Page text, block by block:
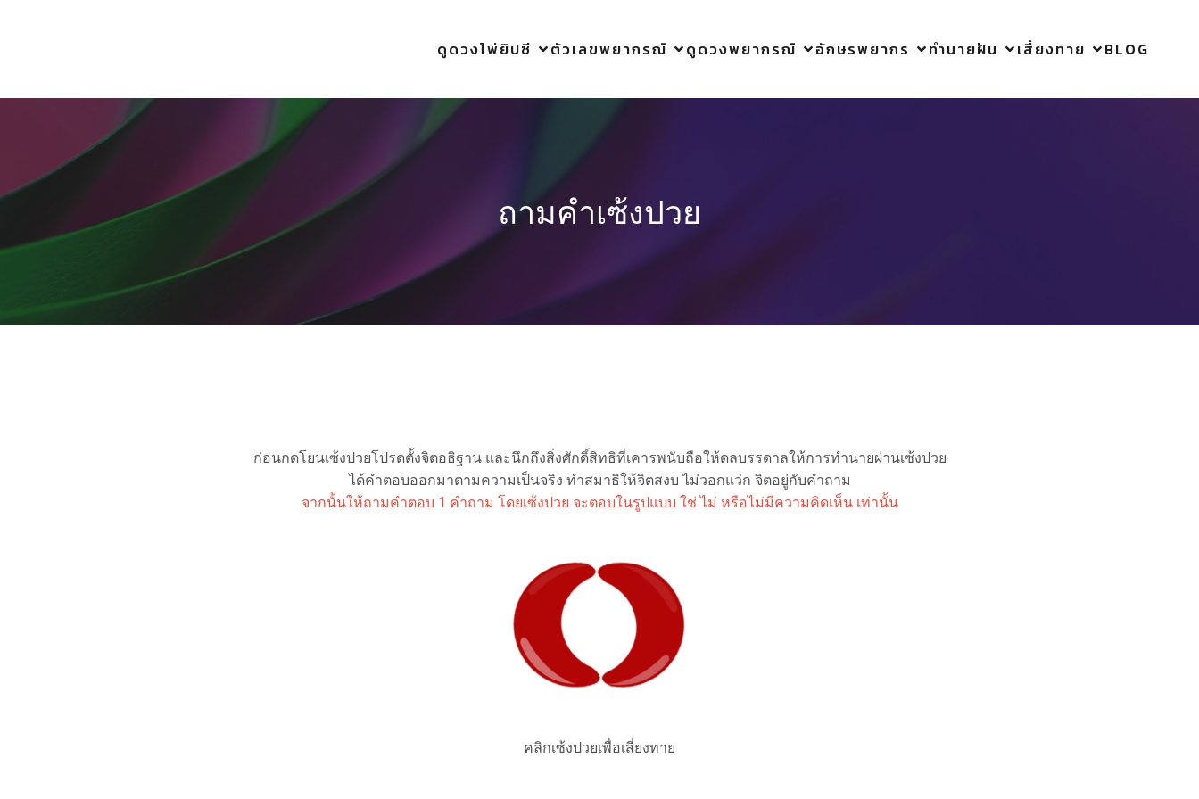
ดูดวงไพ่ยิปซี ตัวเลขพยากรณ์ ดูดวงพยากรณ์ อักษรพยากร ทำนายฝัน เสี่ยงทาย BLOG
ถามคำเซ้งปวย
ก่อนกดโยนเซ้งปวยโปรดตั้งจิตอธิฐาน และนึกถึงสิ่งศักดิ์สิทธิที่เคารพนับถือให้ดลบรรดาลให้การทำนายผ่านเซ้งปวย
ได้คำตอบออกมาตามความเป็นจริง ทำสมาธิให้จิตสงบ ไม่วอกแว่ก จิตอยู่กับคำถาม
จากนั้นให้ถามคำตอบ 1 คำถาม โดยเซ้งปวย จะตอบในรูปแบบ ใช่ ไม่ หรือไม่มีความคิดเห็น เท่านั้น
คลิกเซ้งปวยเพื่อเสี่ยงทาย